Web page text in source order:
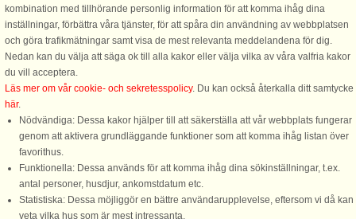
flotte hvide badestrand. I den
indendørs swimmingpool og spabad
er der mulighed for leg og hyggeligt ...
från 6.811 SEK
Løkken. Et sommerhus der indenfor
byder på en masse
aktivitetsmuligheder for både store
små. Sommerhusets ...
från 10.149 SEK
DanCenter A/S - Kronprinsensgade 3, 2. - 1114 København K - Danmark
Tel.: +45 70 13 00 00 - Fax.: +45 70 13 70 70 - Bank: Danske Bank/Stockholm
Bank-giro nr. 5209-6575 - CVR: 67324013
kombination med tillhörande personlig information för att komma ihåg dina
inställningar, förbättra våra tjänster, för att spåra din användning av webbplatsen
och göra trafikmätningar samt visa de mest relevanta meddelandena för dig.
Nedan kan du välja att säga ok till alla kakor eller välja vilka av våra valfria kakor
du vill acceptera.
Läs mer om vår cookie- och sekretesspolicy. Du kan också återkalla ditt samtycke
här.
Nödvändiga: Dessa kakor hjälper till att säkerställa att vår webbplats fungerar
genom att aktivera grundläggande funktioner som att komma ihåg listan över
favorithus.
Funktionella: Dessa används för att komma ihåg dina sökinställningar, t.ex.
antal personer, husdjur, ankomstdatum etc.
Statistiska: Dessa möjliggör en bättre användarupplevelse, eftersom vi då kan
veta vilka hus som är mest intressanta.